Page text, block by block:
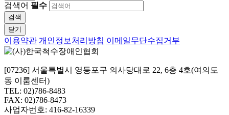
검색어 필수
검색
닫기
이용약관 개인정보처리방침 이메일무단수집거부
[07236] 서울특별시 영등포구 의사당대로 22, 6층 4호(여의도
동 이룸센터)
TEL: 02)786-8483
FAX: 02)786-8473
사업자번호: 416-82-16339